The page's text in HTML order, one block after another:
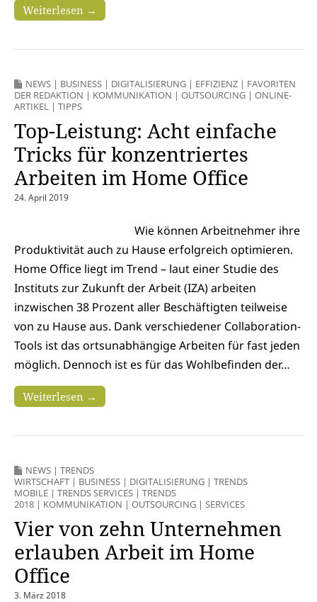
Weiterlesen →
NEWS | BUSINESS | DIGITALISIERUNG | EFFIZIENZ | FAVORITEN
DER REDAKTION | KOMMUNIKATION | OUTSOURCING | ONLINE-
ARTIKEL | TIPPS
Top-Leistung: Acht einfache
Tricks für konzentriertes
Arbeiten im Home Office
24. April 2019
Wie können Arbeitnehmer ihre
Produktivität auch zu Hause erfolgreich optimieren.
Home Office liegt im Trend – laut einer Studie des
Instituts zur Zukunft der Arbeit (IZA) arbeiten
inzwischen 38 Prozent aller Beschäftigten teilweise
von zu Hause aus. Dank verschiedener Collaboration-
Tools ist das ortsunabhängige Arbeiten für fast jeden
möglich. Dennoch ist es für das Wohlbefinden der…
Weiterlesen →
NEWS | TRENDS
WIRTSCHAFT | BUSINESS | DIGITALISIERUNG | TRENDS
MOBILE | TRENDS SERVICES | TRENDS
2018 | KOMMUNIKATION | OUTSOURCING | SERVICES
Vier von zehn Unternehmen
erlauben Arbeit im Home
Office
3. März 2018